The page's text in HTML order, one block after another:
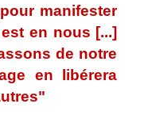
manifester
en nous [...]
de notre
en libérera